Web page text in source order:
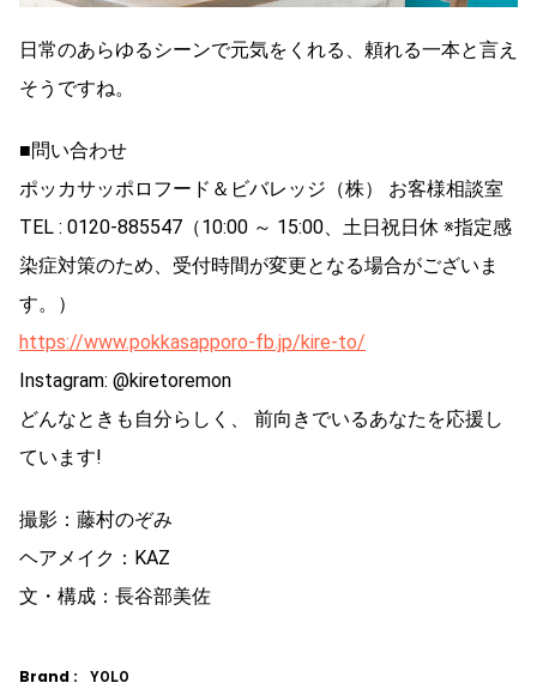
日常のあらゆるシーンで元気をくれる、頼れる一本と言え
そうですね。
■問い合わせ
ポッカサッポロフード＆ビバレッジ（株） お客様相談室
TEL : 0120-885547（10:00 ～ 15:00、土日祝日休 ※指定感
染症対策のため、受付時間が変更となる場合がございま
す。）
https://www.pokkasapporo-fb.jp/kire-to/
Instagram: @kiretoremon
どんなときも自分らしく、 前向きでいるあなたを応援し
ています!
撮影：藤村のぞみ
ヘアメイク：KAZ
文・構成：長谷部美佐
Brand : YOLO